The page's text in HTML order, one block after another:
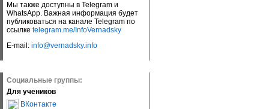
Мы также доступны в Telegram и
WhatsApp. Важная информация будет
публиковаться на канале Telegram по
ссылке telegram.me/InfoVernadsky
E-mail: info@vernadsky.info
Социальные группы:
Для учеников
ВКонтакте